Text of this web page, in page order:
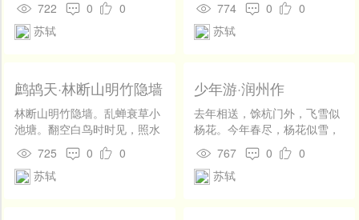
作，表现出多样化的艺术风格。传世有《东坡全集》、《东坡乐
府》。
松眉黛浅。总是愁媒，欲诉谁
消遣。未信此情难系绊，杨花
722 0
0
苏轼
作此曲以别。余以其语过悲，
乃为和之，其意以不早退为
年亲友难别，丝竹缓离愁。一
旦功成名遂，准拟东还海道，
扶病入西州。雅志困轩冕，遗
恨寄沧洲。 岁云暮，须早计，
要褐裘。故乡归去千里，佳处
辄迟留。我醉歌时君和，醉倒
须君扶我，惟酒可忘忧。一任
774 0
0
苏轼
鹧鸪天·林断山明竹隐墙
林断山明竹隐墙。乱蝉衰草小
池塘。翻空白鸟时时见，照水
红蕖细细香。 村舍外，古城
旁。杖藜徐步转斜阳。殷勤昨
夜三更雨，又得浮生一日凉。
725 0
0
苏轼
少年游·润州作
去年相送，馀杭门外，飞雪似
杨花。今年春尽，杨花似雪，
犹不见还家。 对酒卷帘邀明
月，风露透窗纱。恰似姮娥怜
双燕，分明照、画梁斜。
767 0
0
苏轼